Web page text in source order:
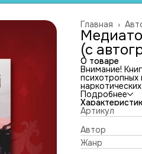
Главная ›
(с
О товаре
Внимание!
психотропных
причиняет
влечет
Ведьмы,
московским
они не
может
не дают
Подробнее
Артикул
Автор
Жанр